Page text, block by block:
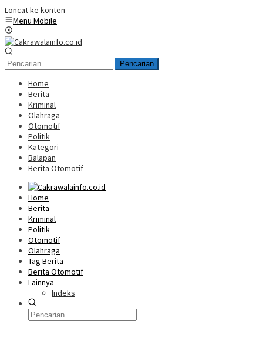
Loncat ke konten
Menu Mobile
Pencarian
Home
Berita
Kriminal
Olahraga
Otomotif
Politik
Kategori
Balapan
Berita Otomotif
Home
Berita
Kriminal
Politik
Otomotif
Olahraga
Tag Berita
Berita Otomotif
Lainnya
Indeks